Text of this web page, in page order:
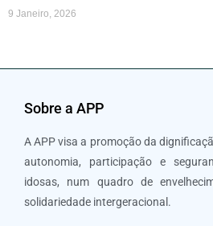
9 Janeiro, 2026
Sobre a APP
A APP visa a promoção da
autonomia, participação e
idosas, num quadro de
solidariedade intergeracional.